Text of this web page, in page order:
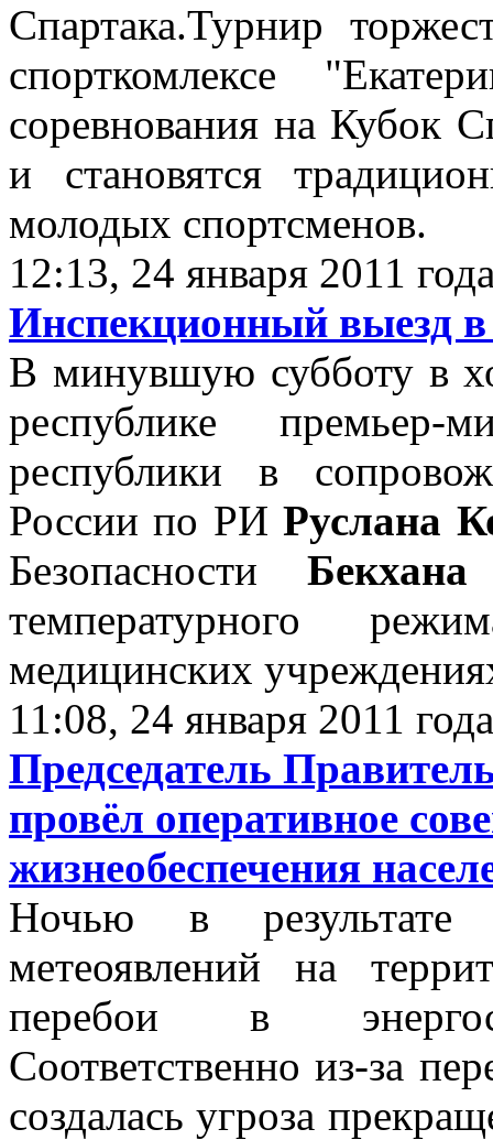
Спартака.Турнир
спорткомлексе
соревнования на Кубок
и становятся
молодых спортсменов.
12:13, 24 января 2011
Инспекционный выезд
В минувшую субботу в
республике
республики в
России по РИРуслана
Безопасности
температурного
медицинских
11:08, 24 января 2011 года
Председатель
провёл оперативное
жизнеобеспечения
Ночью в результате
метеоявлений на
перебои в
Соответственно из-за
создалась угроза